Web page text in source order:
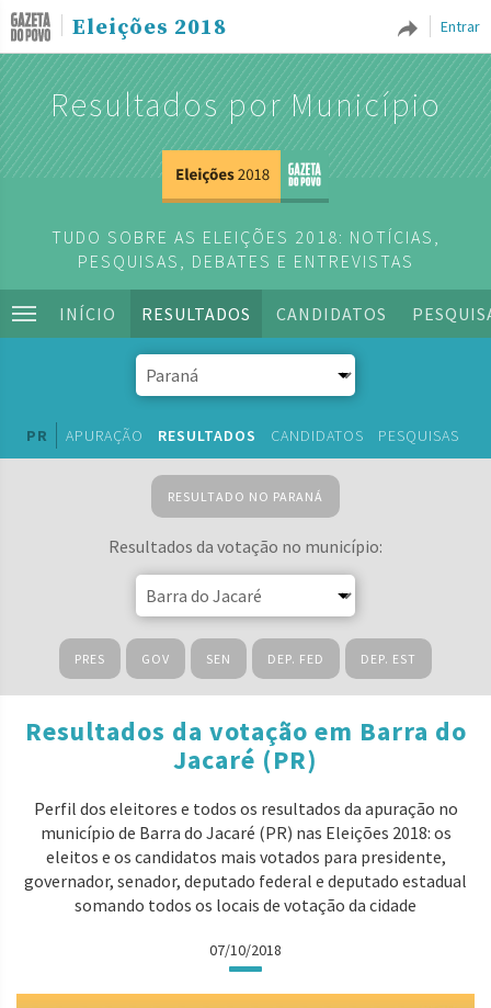
Entrar
Eleições 2018
Resultados por Município
TUDO SOBRE AS ELEIÇÕES 2018: NOTÍCIAS,
PESQUISAS, DEBATES E ENTREVISTAS
INÍCIO RESULTADOS CANDIDATOS
PR APURAÇÃO RESULTADOS CANDIDATOS PESQUISAS
RESULTADO NO PARANÁ
Resultados da votação no município:
PRES GOV SEN DEP. FED DEP. EST
Resultados da votação em Barra do
Jacaré (PR)
Perfil dos eleitores e todos os resultados da apuração no
município de Barra do Jacaré (PR) nas Eleições 2018: os
eleitos e os candidatos mais votados para presidente,
governador, senador, deputado federal e deputado estadual
somando todos os locais de votação da cidade
07/10/2018